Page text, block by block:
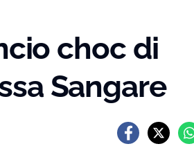
choc di
Sangare